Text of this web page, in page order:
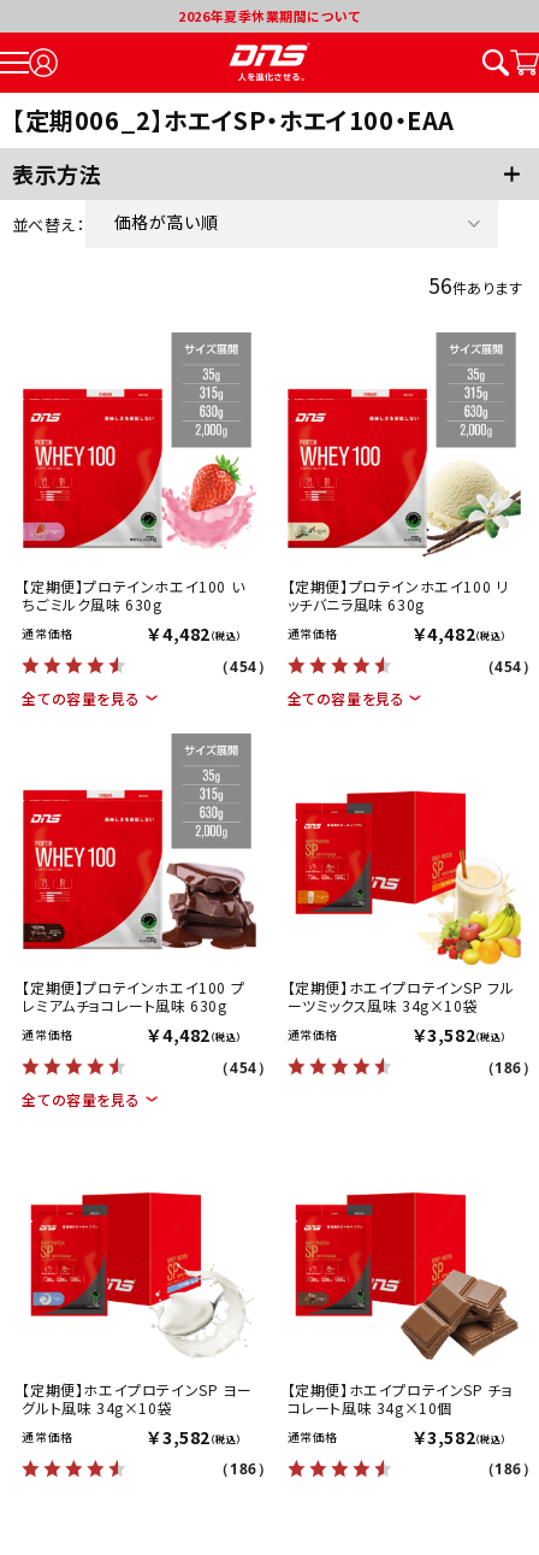
2026年夏季休業期間について
【定期006_2】ホエイSP・ホエイ100・EAA
表示方法
並べ替え： 価格が高い順
割引率が高い順
56件あります
【定期便】プロテインホエイ100 い
ちごミルク風味 630g
通常価格 ￥4,482（税込）
（454）
全ての容量を見る
【定期便】プロテインホエイ100 リ
ッチバニラ風味 630g
通常価格 ￥4,482（税込）
（454）
全ての容量を見る
【定期便】プロテインホエイ100 プ
レミアムチョコレート風味 630g
通常価格 ￥4,482（税込）
（454）
全ての容量を見る
【定期便】ホエイプロテインSP フル
ーツミックス風味 34g×10袋
通常価格 ￥3,582（税込）
（186）
【定期便】ホエイプロテインSP ヨー
グルト風味 34g×10袋
通常価格 ￥3,582（税込）
（186）
【定期便】ホエイプロテインSP チョ
コレート風味 34g×10個
通常価格 ￥3,582（税込）
（186）